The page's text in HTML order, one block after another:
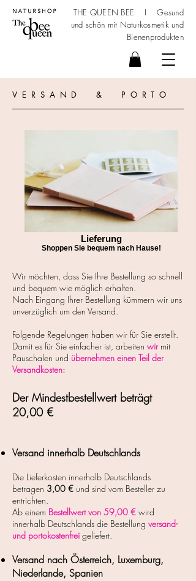
THE QUEEN BEE I Gesund
und schön mit Naturkosmetikund
Bienenprodukten
V E R S A N D & P O R T O
Lieferung
Shoppen Sie bequem nach Hause!
Wir möchten, dass Sie Ihre Bestellung so schnell
und bequem wie möglich erhalten.
Nach Eingang Ihrer Bestellung kümmern wir uns
unverzüglich um den Versand.
Folgende Regelungen haben wir für Sie erstellt.
Damit es für Sie einfacher ist, arbeiten wirmit
Pauschalen und übernehmen einen Teil der
Versandkosten:
Der Mindestbestellwert beträgt
20,00 €
Versand innerhalb Deutschlands
Die Lieferkosten innerhalb Deutschlands
betragen 3,00 € und sind vom Besteller zu
entrichten.
Ab einem Bestellwert von 59,00 € wird
innerhalb Deutschlands die Bestellung versand-
und portokostenfrei geliefert.
Versand nach Österreich, Luxemburg,
Niederlande, Spanien